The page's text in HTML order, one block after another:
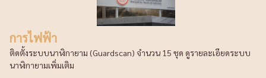
การไฟฟ้า
ติดตั้งระบบนาฬิกายาม (Guardscan) จำนวน 15 ชุด ดูรายละเอียดระบบ
นาฬิกายามเพิ่มเติม